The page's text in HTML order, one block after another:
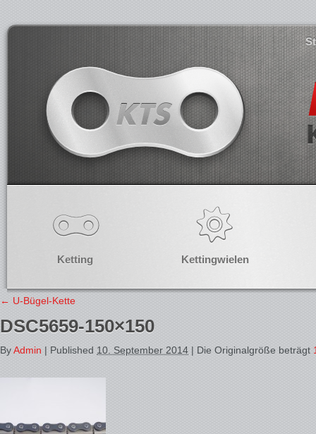
Ketting Kettingwielen
← U-Bügel-Kette
DSC5659-150×150
ByAdmin | Published 10. September 2014 | Die Originalgröße beträgt